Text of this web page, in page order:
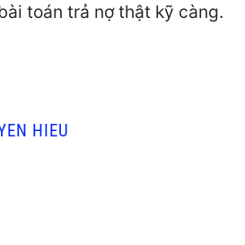
toán trả nợ thật kỹ càng.
HIEU